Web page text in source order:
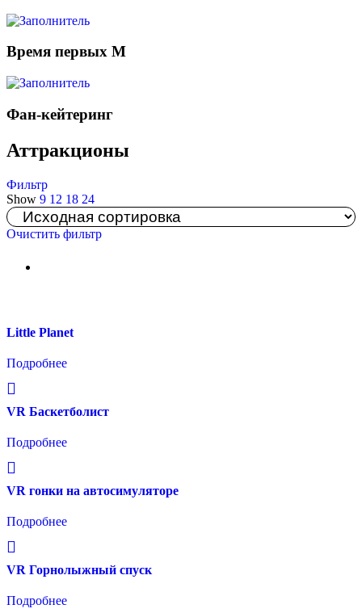
Время первых М
Фан-кейтеринг
Аттракционы
Фильтр
Show 9 12 18 24
Очистить фильтр
Little Planet
Подробнее
VR Баскетболист
Подробнее
VR гонки на автосимуляторе
Подробнее
VR Горнолыжный спуск
Подробнее